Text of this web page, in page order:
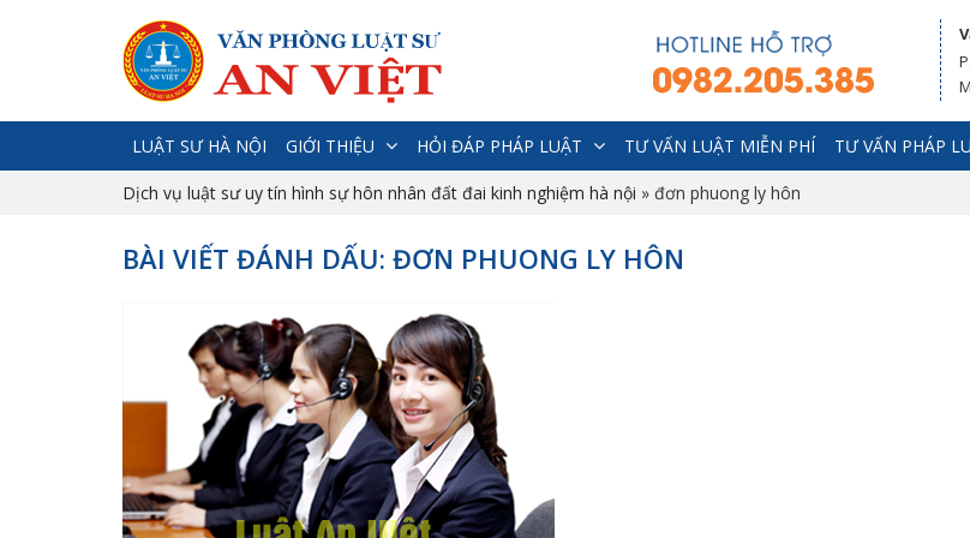
LUẬT SƯ HÀ NỘI GIỚI THIỆU HỎI ĐÁP PHÁP LUẬT TƯ VẤN LUẬT MIỄN PHÍ TƯ VẤN PHÁP
Dịch vụ luật sư uy tín hình sự hôn nhân đất đai kinh nghiệm hà nội » đơn phuong ly hôn
BÀI VIẾT ĐÁNH DẤU: ĐƠN PHUONG LY HÔN